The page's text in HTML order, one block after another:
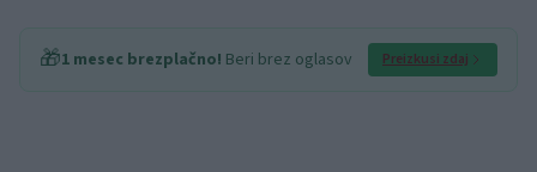
🎁1 mesec brezplačno! Beri brez oglasov Preizkusi zdaj